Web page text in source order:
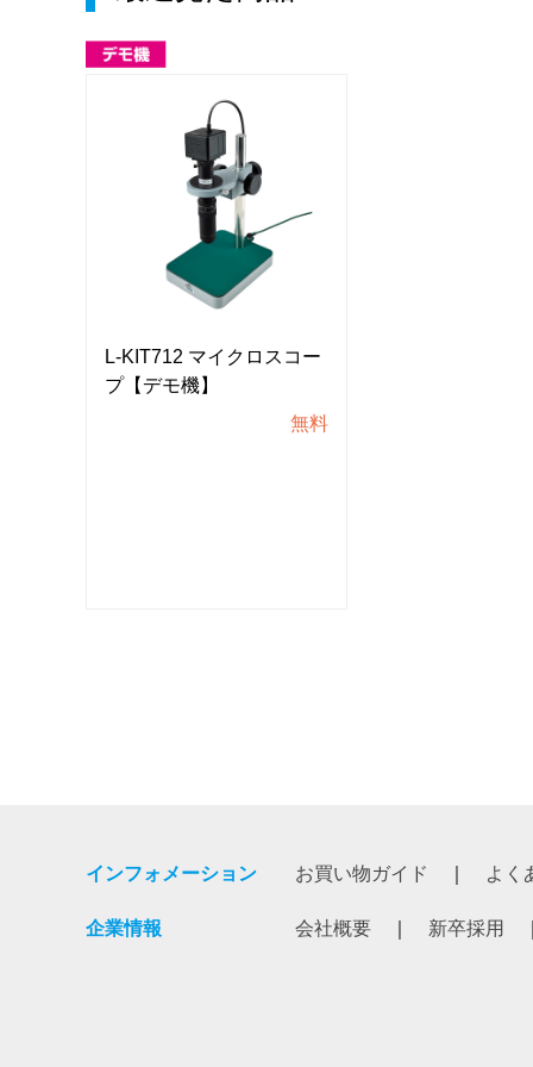
L-KIT712 マイクロスコー
プ【デモ機】
無料
インフォメーション お買い物ガイド よく
企業情報 会社概要 新卒採用